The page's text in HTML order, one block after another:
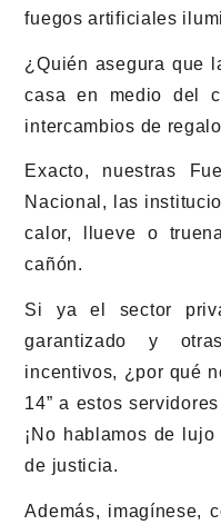
fuegos artificiales
¿Quién asegura que
casa en medio del
intercambios de
Exacto, nuestras
Nacional, las
calor, llueve o
cañón.
Si ya el sector
garantizado y
incentivos, ¿por qué
14” a estos
¡No hablamos de
de justicia.
Además, imagínese,